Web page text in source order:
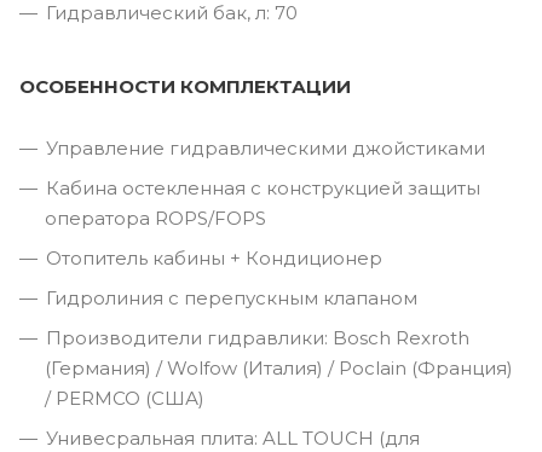
Гидравлический бак, л: 70
ОСОБЕННОСТИ КОМПЛЕКТАЦИИ
Управление гидравлическими джойстиками
Кабина остекленная с конструкцией защиты
оператора ROPS/FOPS
Отопитель кабины + Кондиционер
Гидролиния с перепускным клапаном
Производители гидравлики: Bosch Rexroth
(Германия) / Wolfow (Италия) / Poclain (Франция)
/ PERMCO (США)
Унивесральная плита: ALL TOUCH (для